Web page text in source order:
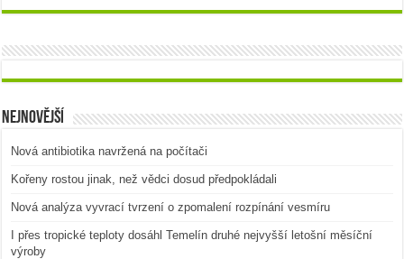
Nejnovější
Nová antibiotika navržená na počítači
Kořeny rostou jinak, než vědci dosud předpokládali
Nová analýza vyvrací tvrzení o zpomalení rozpínání vesmíru
I přes tropické teploty dosáhl Temelín druhé nejvyšší letošní měsíční
výroby